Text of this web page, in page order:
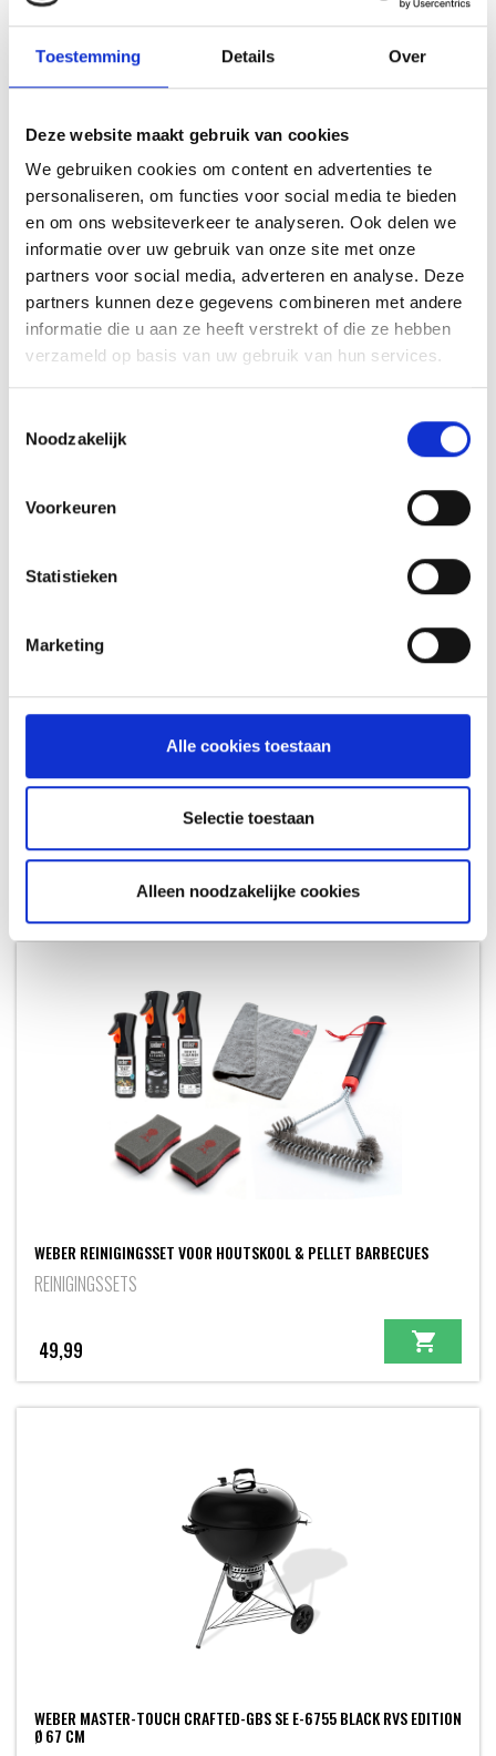
Toestemming Details Over
Deze website maakt gebruik van cookies
We gebruiken cookies om content en advertenties te
personaliseren, om functies voor social media te bieden
en om ons websiteverkeer te analyseren. Ook delen we
informatie over uw gebruik van onze site met onze
partners voor social media, adverteren en analyse. Deze
partners kunnen deze gegevens combineren met andere
informatie die u aan ze heeft verstrekt of die ze hebben
verzameld op basis van uw gebruik van hun services.
Noodzakelijk
Voorkeuren
Statistieken
Marketing
Alle cookies toestaan
Selectie toestaan
Alleen noodzakelijke cookies
RAPIDFIRE BRIKETTENSTARTERSET
BRIKETTENSTARTERS
Meer informatie
WEBER CRAFTED GBS GEGLAZUURDE PIZZASTEEN
WEBER REINIGINGSSET VOOR HOUTSKOOL & PELLET BARBECUES
REINIGINGSSETS
49,99
WEBER MASTER-TOUCH CRAFTED-GBS SE E-6755 BLACK RVS EDITION
Ø 67 CM